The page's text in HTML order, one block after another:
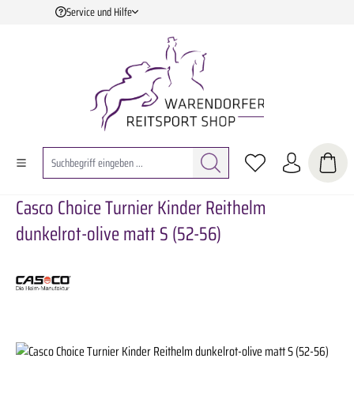
Zum Hauptinhalt springen
Service und Hilfe
Casco Choice Turnier Kinder Reithelm
dunkelrot-olive matt S (52-56)
Bildergalerie überspringen